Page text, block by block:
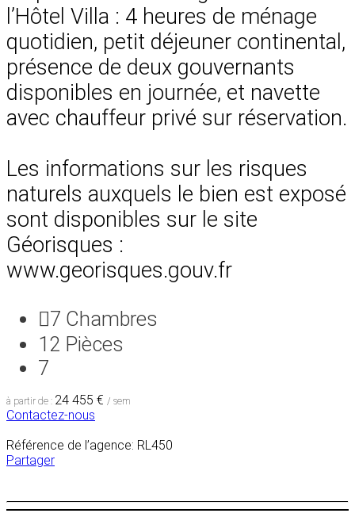
l’Hôtel Villa : 4 heures de ménage
quotidien, petit déjeuner continental,
présence de deux gouvernants
disponibles en journée, et navette
avec chauffeur privé sur réservation.
Les informations sur les risques
naturels auxquels le bien est exposé
sont disponibles sur le site
Géorisques :
www.georisques.gouv.fr
7 Chambres
12 Pièces
7
à partir de : 24 455 € / sem
Contactez-nous
Référence de l’agence: RL450
Partager